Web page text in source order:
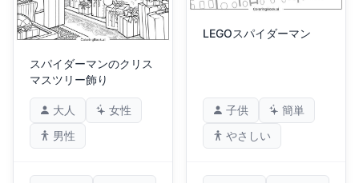
スパイダーマンのクリス
マスツリー飾り
大人
女性
男性
LEGOスパイダーマン
子供
簡単
やさしい